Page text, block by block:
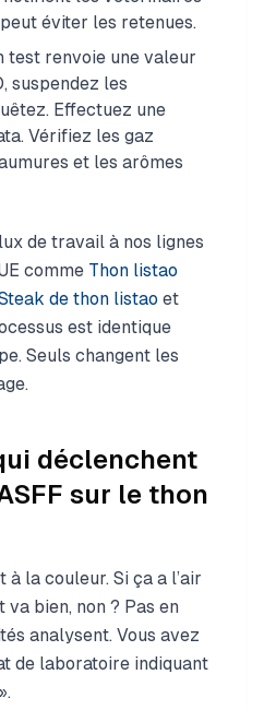
éviter les retenues.
test renvoie une valeur
suspendez les
Effectuez une
Vérifiez les gaz
et les arômes
de travail à nos lignes
comme Thon listao
de thon listao et
est identique
Seuls changent les
déclenchent
sur le thon
à la couleur. Si ça a l’air
bien, non ? Pas en
analysent. Vous avez
de laboratoire indiquant